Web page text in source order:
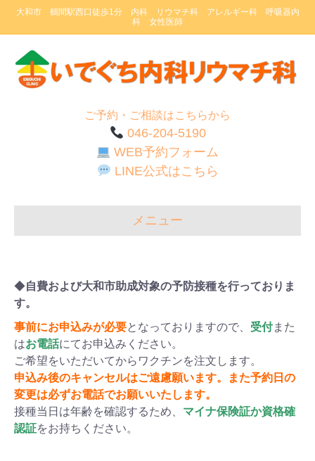
大和市 鶴間駅西口徒歩1分 内科 リウマチ科 アレルギー科 呼吸器内
科 女性医師
ご予約・ご相談はこちらから
046-204-5190
WEB予約フォーム
LINE公式はこちら
メニュー
◆自費および大和市助成対象の予防接種を行っておりま
す。
事前にお申込みが必要となっておりますので、 受付また
はお電話にてお申込みください。
ご希望をいただいてからワクチンを注文します。
申込み後のキャンセルはご遠慮願います。また予約日の
変更は必ずお電話でお願いいたします。
接種当日は年齢を確認するため、 マイナ保険証か資格確
認証をお持ちください。